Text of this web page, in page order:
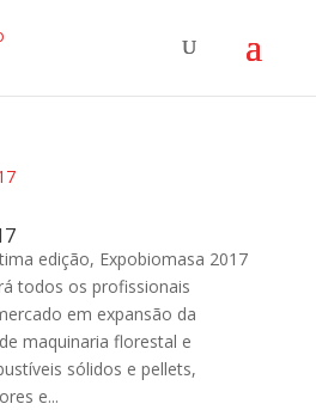
edição, Expobiomasa 2017
todos os profissionais
em expansão da
maquinaria florestal e
sólidos e pellets,
e...